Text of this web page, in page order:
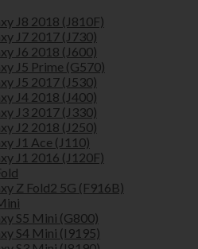
J8 2018 (J810F)
J7 2017 (J730)
J6 2018 (J600)
J5 Prime (G570)
J5 2017 (J530)
J4 2018 (J400)
J3 2017 (J330)
J2 2018 (J250)
J1 Ace (J110)
J1 2016 (J120F)
Z Fold2 5G (F916B)
S5 Mini (G800)
S4 Mini (I9195)